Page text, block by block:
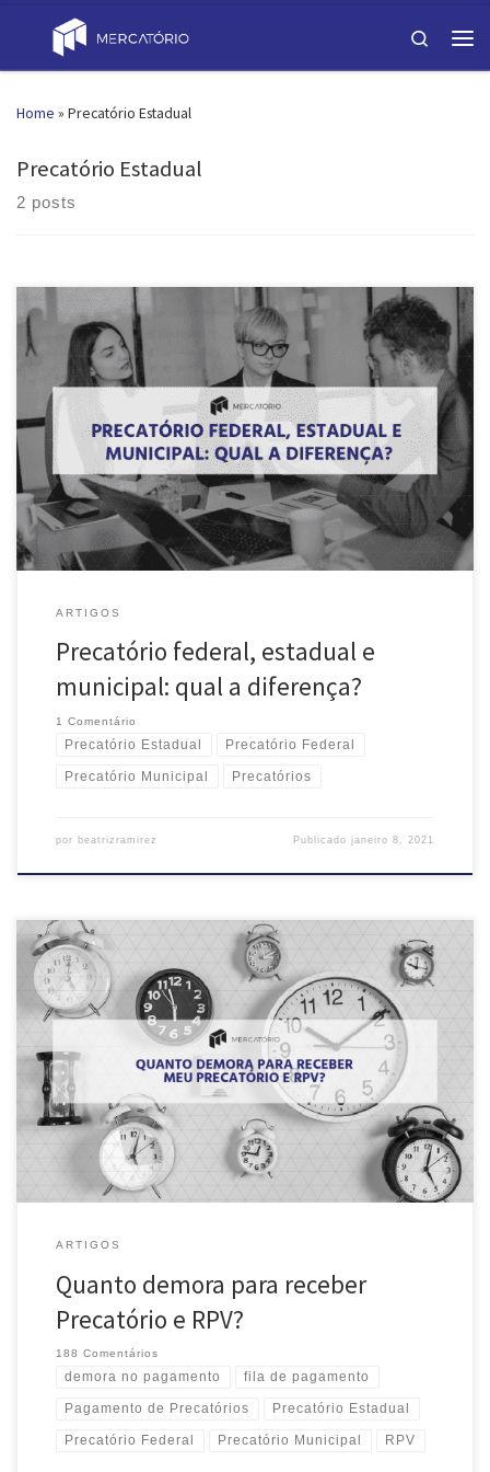
Skip to content
Search
Home » Precatório Estadual
Precatório Estadual
2 posts
Precatórios são requisições de pagamento expedidas para que entes
públicos paguem pessoas físicas ou jurídicas. Como há diferentes
devedores, esse direito de crédito lastreado em títulos executivos
judiciais são divididos de acordo com a sua origem, o que interfere
também na forma de pagamento. Para ajudar você a entender cada
[…]
ARTIGOS
Precatório federal, estadual e
municipal: qual a diferença?
1 Comentário
Precatório Estadual Precatório Federal
Precatório Municipal Precatórios
por beatrizramirez Publicadojaneiro 8, 2021
Agora que você já é um expert em Precatório pois leu todos os
nossos artigos anteriores você deve estar se perguntando quanto
tempo demora para receber o pagamento, pois de vez em quando o
noticiário local mostra uma reportagem com credores de Precatórios
sempre reclamando da situação. Essa pergunta não […]
ARTIGOS
Quanto demora para receber
Precatório e RPV?
188 Comentários
demora no pagamento fila de pagamento
Pagamento de Precatórios Precatório Estadual
Precatório Federal Precatório Municipal RPV